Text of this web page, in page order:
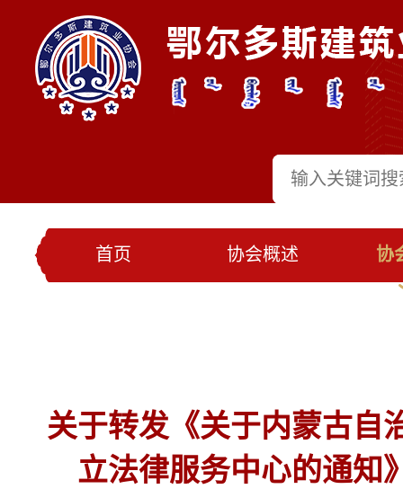
首页 协会概述 协
关于转发《关于内蒙古自
立法律服务中心的通知